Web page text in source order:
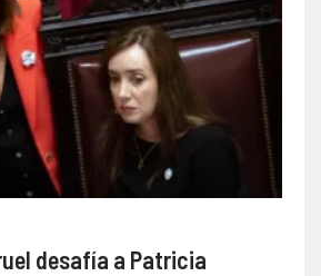
desafía a Patricia